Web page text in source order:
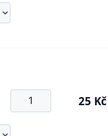
25 Kč